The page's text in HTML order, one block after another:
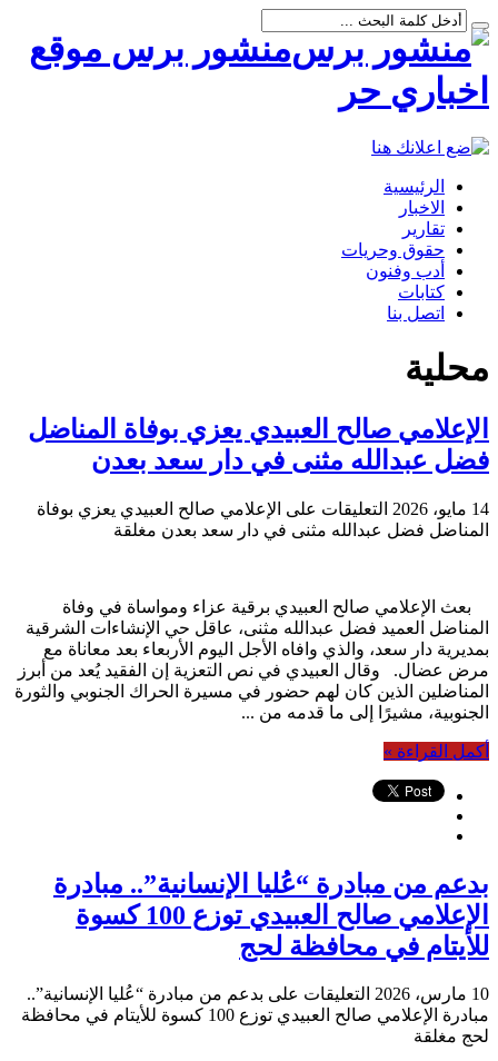
منشور برس موقع
اخباري حر
الرئيسية
الاخبار
تقارير
حقوق وحريات
أدب وفنون
كتابات
اتصل بنا
محلية
الإعلامي صالح العبيدي يعزي بوفاة المناضل
فضل عبدالله مثنى في دار سعد بعدن
14 مايو، 2026 التعليقات على الإعلامي صالح العبيدي يعزي بوفاة
المناضل فضل عبدالله مثنى في دار سعد بعدن مغلقة
بعث الإعلامي صالح العبيدي برقية عزاء ومواساة في وفاة
المناضل العميد فضل عبدالله مثنى، عاقل حي الإنشاءات الشرقية
بمديرية دار سعد، والذي وافاه الأجل اليوم الأربعاء بعد معاناة مع
مرض عضال. وقال العبيدي في نص التعزية إن الفقيد يُعد من أبرز
المناضلين الذين كان لهم حضور في مسيرة الحراك الجنوبي والثورة
الجنوبية، مشيرًا إلى ما قدمه من ...
أكمل القراءة »
بدعم من مبادرة “عُليا الإنسانية”.. مبادرة
الإعلامي صالح العبيدي توزع 100 كسوة
للأيتام في محافظة لحج
10 مارس، 2026 التعليقات على بدعم من مبادرة “عُليا الإنسانية”..
مبادرة الإعلامي صالح العبيدي توزع 100 كسوة للأيتام في محافظة
لحج مغلقة